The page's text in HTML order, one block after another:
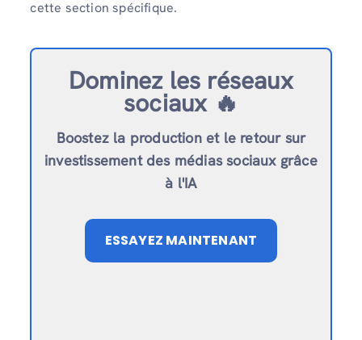
cette section spécifique.
Dominez les réseaux
sociaux 🔥
Boostez la production et le retour sur
investissement des médias sociaux grâce
à l'IA
ESSAYEZ MAINTENANT